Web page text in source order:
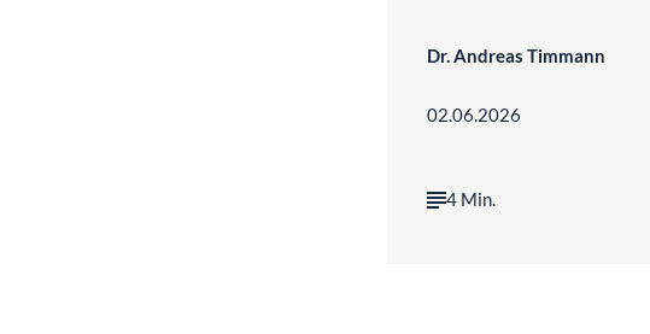
Dr. Andreas Timmann
02.06.2026
4 Min.